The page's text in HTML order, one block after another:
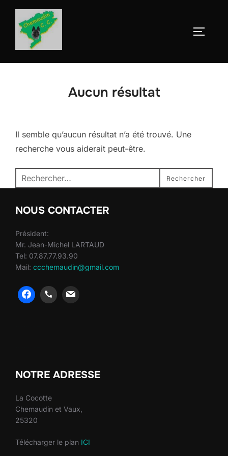
Aller
contenu
Aucun résultat
Il semble qu’aucun résultat n’a été trouvé. Une
recherche vous aiderait peut-être.
Recherche
pour :
Rechercher
NOUS CONTACTER
Président:
Mr. Jean-Michel LARTAUD
Tel: 07.87.77.93.90
Mail: ccchemaudin@gmail.com
NOTRE ADRESSE
La Cocotte
Chemaudin et Vaux,
25320
Télécharger le plan ICI